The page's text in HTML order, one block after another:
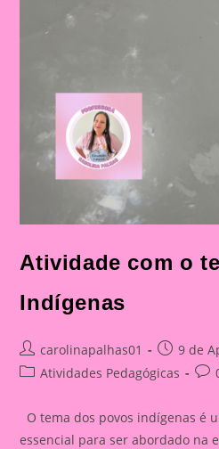
Atividade com o
Indígenas
Post
author:
carolinapalhas01
Post9 de
PostAtividades Pedagógicas
Post
O tema dos povos indígenas é
essencial para ser abordado na